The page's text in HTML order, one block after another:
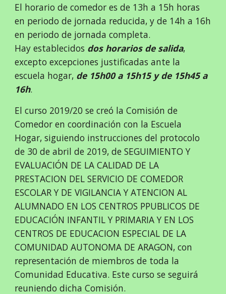
El horario de comedor es de 13h a 15h horas
en periodo de jornada reducida, y de 14h a 16h
en periodo de jornada completa.
Hay establecidos dos horarios de salida,
excepto excepciones justificadas ante la
escuela hogar, de 15h00 a 15h15 y de 15h45 a
16h.
El curso 2019/20 se creó la Comisión de
Comedor en coordinación con la Escuela
Hogar, siguiendo instrucciones del protocolo
de 30 de abril de 2019, de SEGUIMIENTO Y
EVALUACIÓN DE LA CALIDAD DE LA
PRESTACION DEL SERVICIO DE COMEDOR
ESCOLAR Y DE VIGILANCIA Y ATENCION AL
ALUMNADO EN LOS CENTROS PPUBLICOS DE
EDUCACIÓN INFANTIL Y PRIMARIA Y EN LOS
CENTROS DE EDUCACION ESPECIAL DE LA
COMUNIDAD AUTONOMA DE ARAGON, con
representación de miembros de toda la
Comunidad Educativa. Este curso se seguirá
reuniendo dicha Comisión.